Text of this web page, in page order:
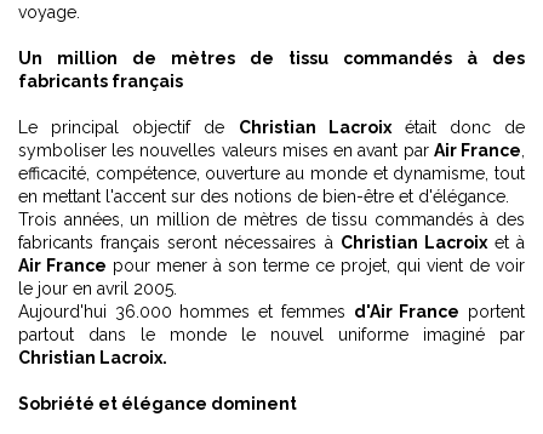
voyage.
Un million de mètres de tissu commandés à des
fabricants français
Le principal objectif de Christian Lacroixétait donc de
symboliser les nouvelles valeurs mises en avant par Air France
efficacité, compétence, ouverture au monde et dynamisme, tout
en mettant l'accent sur des notions de bien-être et d'élégance.
Trois années, un million de mètres de tissu commandés à des
fabricants français seront nécessaires à Christian Lacroixet à
Air France pour mener à son terme ce projet, qui vient de voir
le jour en avril 2005.
Aujourd'hui 36.000 hommes et femmes d'Air France portent
partout dans le monde le nouvel uniforme imaginé par
Christian Lacroix.
Sobriété et élégance dominent